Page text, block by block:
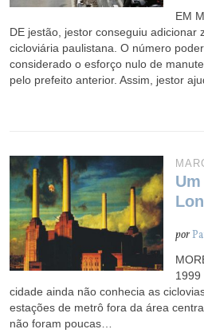
EM
DE jestão, jestor conseguiu adicionar
cicloviária paulistana. O número
considerado o esforço nulo de
pelo prefeito anterior. Assim, jestor
por
1999
cidade ainda não conhecia as
estações de metrô fora da área
não foram poucas…